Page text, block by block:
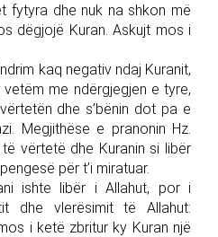
fytyra dhe nuk na shkon më
dëgjojë Kuran. Askujt mos i
kaq negativ ndaj Kuranit,
me ndërgjegjen e tyre,
dhe s’bënin dot pa e
Megjithëse e pranonin Hz.
vërtetë dhe Kuranin si libër
për t’i miratuar.
ishte libër i Allahut, por i
dhe vlerësimit të Allahut:
i ketë zbritur ky Kuran një